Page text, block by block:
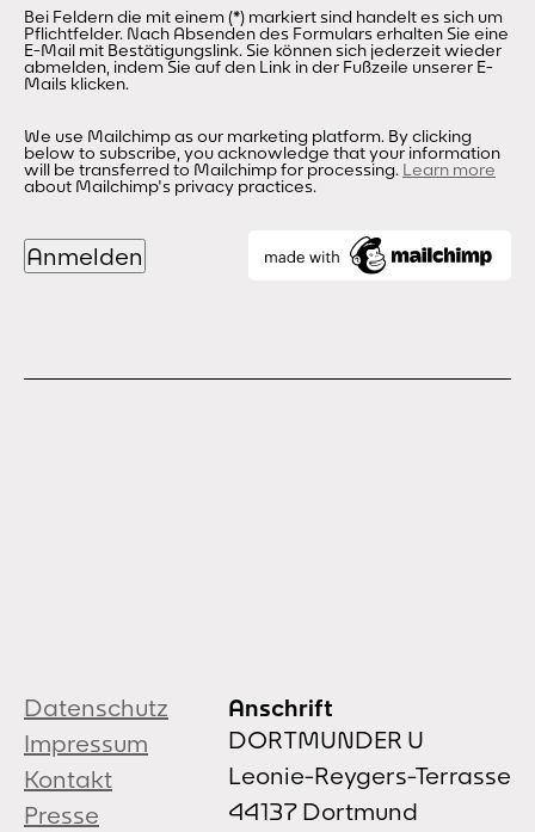
Bei Feldern die mit einem (*) markiert sind handelt es sich um
Pflichtfelder. Nach Absenden des Formulars erhalten Sie eine
E-Mail mit Bestätigungslink. Sie können sich jederzeit wieder
abmelden, indem Sie auf den Link in der Fußzeile unserer E-
Mails klicken.
We use Mailchimp as our marketing platform. By clicking
below to subscribe, you acknowledge that your information
will be transferred to Mailchimp for processing. Learn more
about Mailchimp's privacy practices.
Datenschutz
Impressum
Kontakt
Presse
Anschrift
DORTMUNDER U
Leonie-Reygers-Terrasse
44137 Dortmund